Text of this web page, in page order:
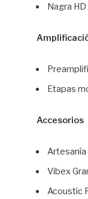
Nagra HD
Etapas
Accesorios
Vibex
Acoustic